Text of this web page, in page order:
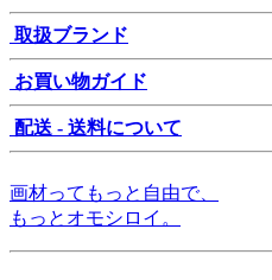
取扱ブランド
お買い物ガイド
配送 - 送料について
画材ってもっと自由で、
もっとオモシロイ。